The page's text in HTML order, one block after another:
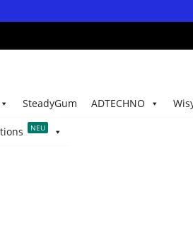
ADTECHNO
SteadyGum
NEU